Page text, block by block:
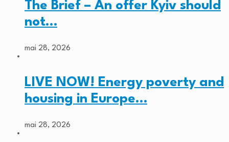
The Brief – An offer Kyiv should
not…
mai 28, 2026
LIVE NOW! Energy poverty and
housing in Europe…
mai 28, 2026